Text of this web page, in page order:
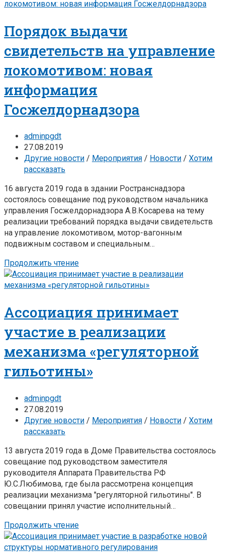
Порядок выдачи
свидетельств на управление
локомотивом: новая
информация
Госжелдорнадзора
adminpgdt
27.08.2019
Другие новости / Мероприятия / Новости / Хотим
рассказать
16 августа 2019 года в здании Ространснадзора
состоялось совещание под руководством начальника
управления Госжелдорнадзора А.В.Косарева на тему
реализации требований порядка выдачи свидетельств
на управление локомотивом, мотор-вагонным
подвижным составом и специальным…
Продолжить чтение
Ассоциация принимает
участие в реализации
механизма «регуляторной
гильотины»
adminpgdt
27.08.2019
Другие новости / Мероприятия / Новости / Хотим
рассказать
13 августа 2019 года в Доме Правительства состоялось
совещание под руководством заместителя
руководителя Аппарата Правительства РФ
Ю.С.Любимова, где была рассмотрена концепция
реализации механизма "регуляторной гильотины". В
совещании принял участие исполнительный…
Продолжить чтение